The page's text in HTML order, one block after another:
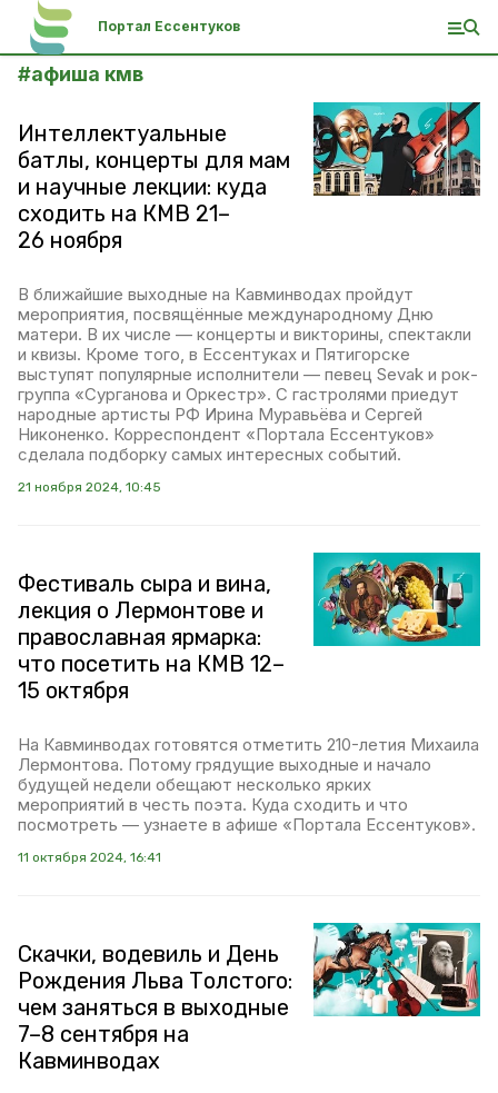
Портал Ессентуков
#афиша кмв
Интеллектуальные
батлы, концерты для мам
и научные лекции: куда
сходить на КМВ 21–
26 ноября
В ближайшие выходные на Кавминводах пройдут
мероприятия, посвящённые международному Дню
матери. В их числе — концерты и викторины, спектакли
и квизы. Кроме того, в Ессентуках и Пятигорске
выступят популярные исполнители — певец Sevak и рок-
группа «Сурганова и Оркестр». С гастролями приедут
народные артисты РФ Ирина Муравьёва и Сергей
Никоненко. Корреспондент «Портала Ессентуков»
сделала подборку самых интересных событий.
21 ноября 2024, 10:45
Фестиваль сыра и вина,
лекция о Лермонтове и
православная ярмарка:
что посетить на КМВ 12–
15 октября
На Кавминводах готовятся отметить 210-летия Михаила
Лермонтова. Потому грядущие выходные и начало
будущей недели обещают несколько ярких
мероприятий в честь поэта. Куда сходить и что
посмотреть — узнаете в афише «Портала Ессентуков».
11 октября 2024, 16:41
Скачки, водевиль и День
Рождения Льва Толстого:
чем заняться в выходные
7–8 сентября на
Кавминводах